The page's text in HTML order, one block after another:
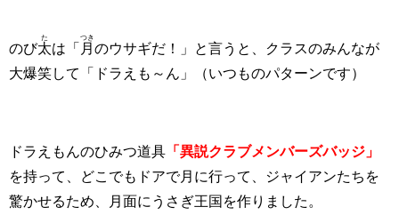
のび太
た
は「 月
つき
のウサギだ！」と言うと、クラスのみんなが
大爆笑して「ドラえも～ん」（いつものパターンです）
ドラえもんのひみつ道具 「 異説クラブメンバーズバッジ」
を持って、どこでもドアで月に行って、ジャイアンたちを
驚かせるため、月面にうさぎ王国を作りました。